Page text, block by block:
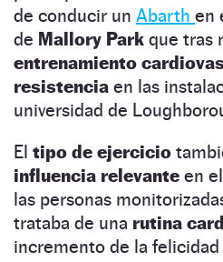
de conducir un Abarth en
de Mallory Park que tras
entrenamiento
resistencia en las
universidad de
El tipo de ejercicio
influencia relevante en
las personas
trataba de una rutina
incremento de la felicidad